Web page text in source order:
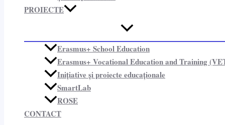
PROIECTE​
Erasmus+ School Education
Erasmus+ Vocational Education and Training
Inițiative și proiecte educaționale​
SmartLab
ROSE
CONTACT